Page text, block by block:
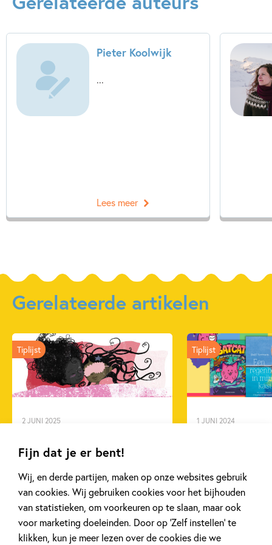
Fijn dat je er bent!
Wij, en derde partijen, maken op onze websites gebruik
van cookies. Wij gebruiken cookies voor het bijhouden
van statistieken, om voorkeuren op te slaan, maar ook
voor marketing doeleinden. Door op ‘Zelf instellen’ te
klikken, kun je meer lezen over de cookies die we
Pieter Koolwijk
...
Lees meer
Gerelateerde artikelen
2 JUNI 2025
Tiplijst
Lees meer
1 JUNI 2024
Tiplijst
Lees meer